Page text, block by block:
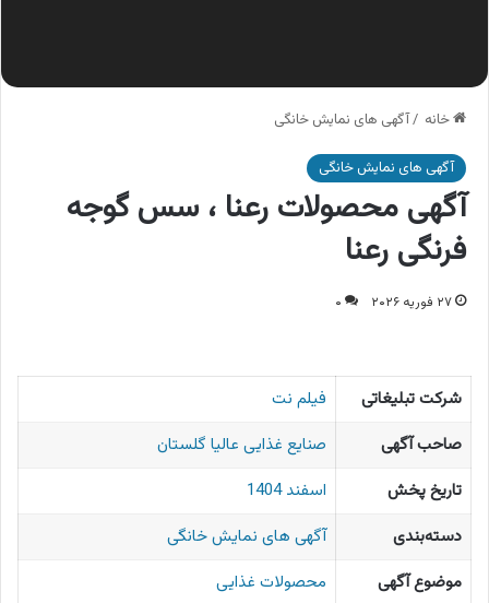
خانه /آگهی های نمایش خانگی
آگهی های نمایش خانگی
آگهی محصولات رعنا ، سس گوجه
فرنگی رعنا
۲۷ فوریه ۲۰۲۶ ۰
شرکت تبلیغاتی
فیلم نت
صاحب آگهی
صنایع غذایی عالیا گلستان
تاریخ پخش
اسفند 1404
دسته‌بندی
آگهی های نمایش خانگی
موضوع آگهی
محصولات غذایی